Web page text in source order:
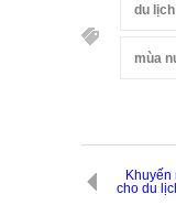
du
mùa
Khuyến
cho du